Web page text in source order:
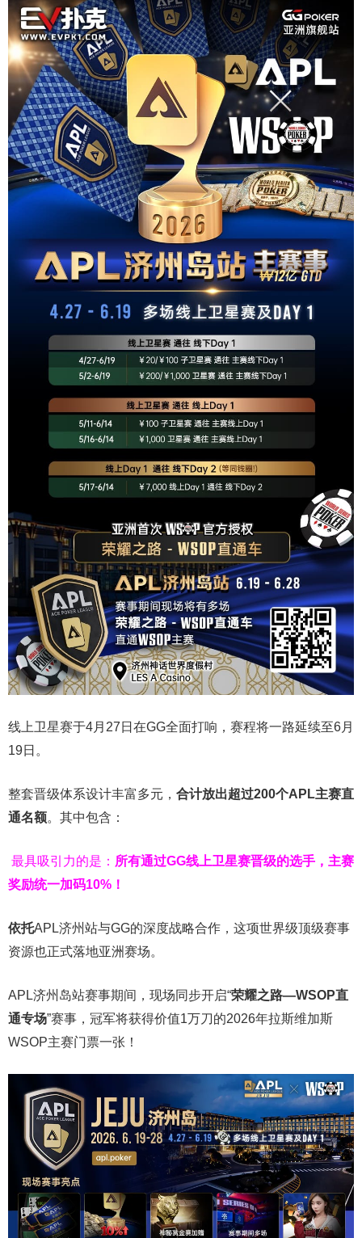
线上卫星赛于4月27日在GG全面打响，赛程将一路延续至6月
19日。
整套晋级体系设计丰富多元， 合计放出超过200个APL主赛直
通名额。其中包含：
最具吸引力的是： 所有通过GG线上卫星赛晋级的选手，主赛
奖励统一加码10% ！
依托APL济州站与GG的深度战略合作，这项世界级顶级赛事
资源也正式落地亚洲赛场。
APL济州岛站赛事期间，现场同步开启“荣耀之路—WSOP直
通专场”赛事，冠军将获得价值1万刀的2026年拉斯维加斯
WSOP主赛门票一张！